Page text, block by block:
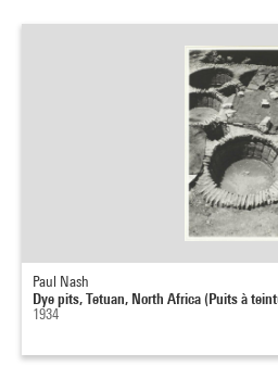
Paul Nash
Dye pits, Tetuan, North Africa (Puits à
1934